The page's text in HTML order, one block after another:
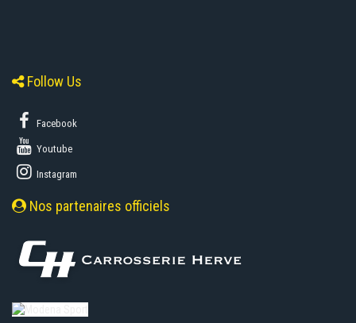
Follow Us
Facebook
Youtube
Instagram
Nos partenaires officiels